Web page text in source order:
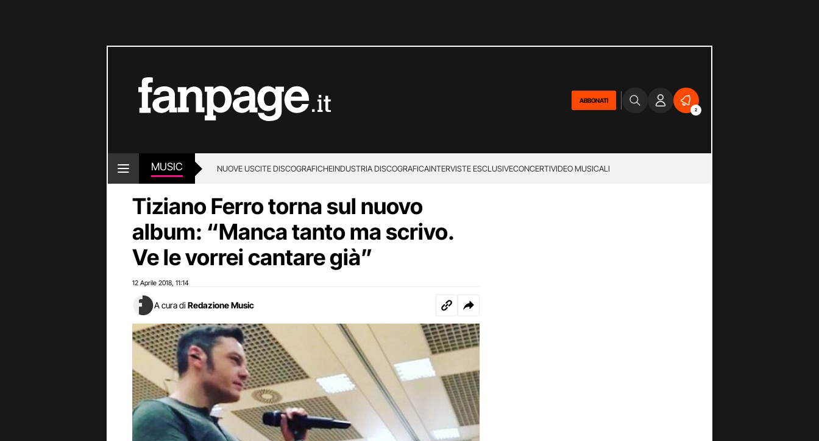
ABBONATI
2
MUSIC NUOVE USCITE DISCOGRAFICHEINDUSTRIA DISCOGRAFICAINTERVISTE ESCLUSIVECONCERTIVIDEO MUSICALI
Tiziano Ferro torna sul nuovo
album: “Manca tanto ma scrivo.
Ve le vorrei cantare già”
12 Aprile 2018 11:14
A cura di Redazione Music